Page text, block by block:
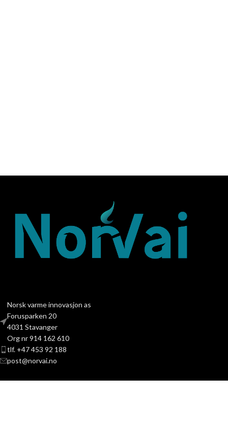
Norsk varme innovasjon as
Forusparken 20
4031 Stavanger
Org nr 914 162 610
tlf. +47 453 92 188
post@norvai.no